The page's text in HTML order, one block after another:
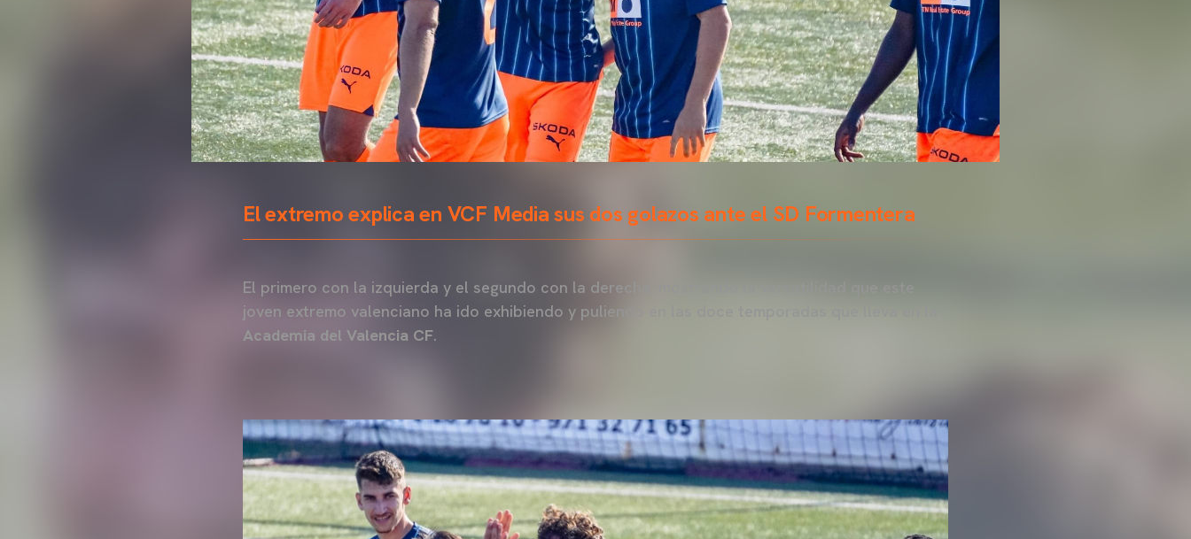
El extremo explica en VCF Media sus dos golazos ante el SD Formentera
El primero con la izquierda y el segundo con la derecha, mostrando la versatilidad que este
joven extremo valenciano ha ido exhibiendo y puliendo en las doce temporadas que lleva en la
Academia del Valencia CF.